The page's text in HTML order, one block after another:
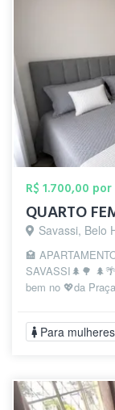
R$ 1.700,00 por
Savassi, Belo
🏩
SAVASSI🌲🌳
bem no 💖da
Para mulheres